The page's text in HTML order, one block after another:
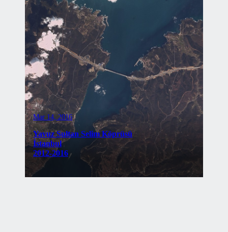
Mar 14, 2016
Yavuz Sultan Selim Köprüsü
İstanbul
2012-2016